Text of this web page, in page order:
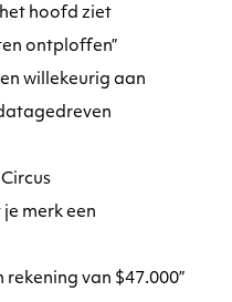
hoofd ziet
ontploffen”
willekeurig aan
merk een
rekening van $47.000”